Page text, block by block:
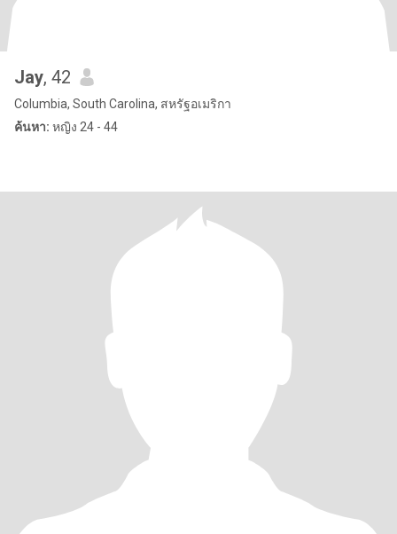
Jay, 42
Columbia, South Carolina, สหรัฐอเมริกา
ค้นหา: หญิง 24 - 44